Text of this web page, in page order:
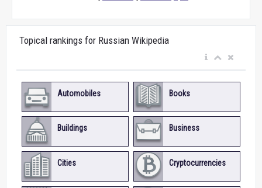
Topical rankings for Russian Wikipedia
Automobiles Books
Buildings Business
Cities Cryptocurrencies